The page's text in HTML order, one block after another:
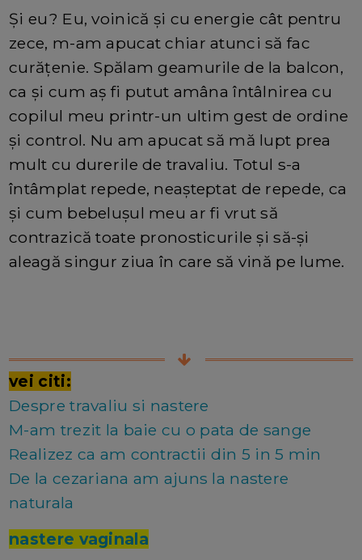
Și eu? Eu, voinică și cu energie cât pentru
zece, m-am apucat chiar atunci să fac
curățenie. Spălam geamurile de la balcon,
ca și cum aș fi putut amâna întâlnirea cu
copilul meu printr-un ultim gest de ordine
și control. Nu am apucat să mă lupt prea
mult cu durerile de travaliu. Totul s-a
întâmplat repede, neașteptat de repede, ca
și cum bebelușul meu ar fi vrut să
contrazică toate pronosticurile și să-și
aleagă singur ziua în care să vină pe lume.
vei citi:
Despre travaliu si nastere
M-am trezit la baie cu o pata de sange
Realizez ca am contractii din 5 in 5 min
De la cezariana am ajuns la nastere
naturala
nastere vaginala